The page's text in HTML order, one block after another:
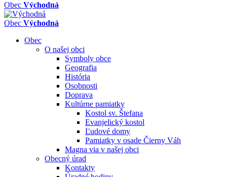
Obec Východná
Obec Východná
Obec
O našej obci
Symboly obce
Geografia
História
Osobnosti
Doprava
Kultúrne pamiatky
Kostol sv. Štefana
Evanjelický kostol
Ľudové domy
Pamiatky v osade Čierny Váh
Magna via v našej obci
Obecný úrad
Kontakty